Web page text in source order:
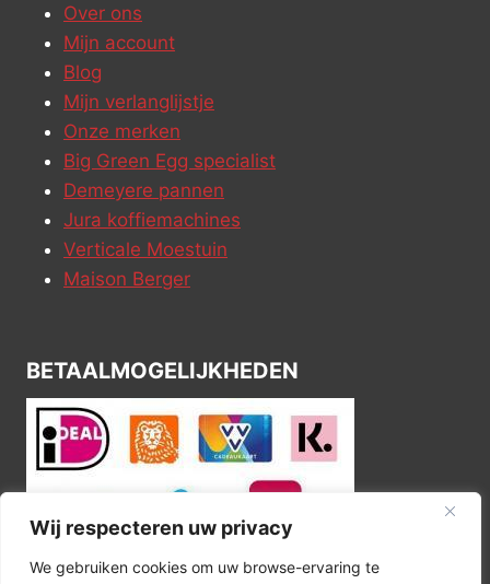
Wij respecteren uw privacy
We gebruiken cookies om uw browse-ervaring te
Over ons
Mijn account
Blog
Mijn verlanglijstje
Onze merken
Big Green Egg specialist
Demeyere pannen
Jura koffiemachines
Verticale Moestuin
Maison Berger
BETAALMOGELIJKHEDEN